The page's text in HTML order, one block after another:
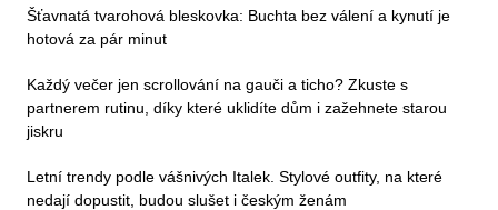
Šťavnatá tvarohová bleskovka: Buchta bez válení a kynutí je
hotová za pár minut
Každý večer jen scrollování na gauči a ticho? Zkuste s
partnerem rutinu, díky které uklidíte dům i zažehnete starou
jiskru
Letní trendy podle vášnivých Italek. Stylové outfity, na které
nedají dopustit, budou slušet i českým ženám